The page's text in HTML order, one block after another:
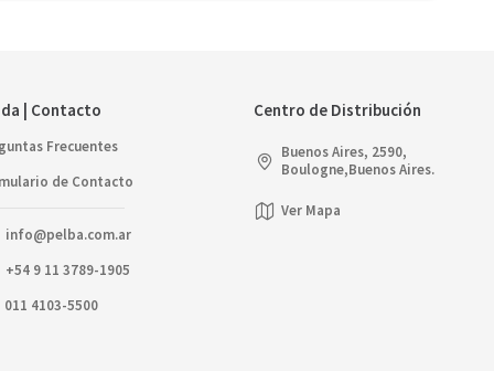
| Contacto
Frecuentes
de Contacto
info@pelba.com.ar
+54 9 11 3789-1905
011 4103-5500
Centro de Distribución
Buenos Aires, 2590,
Boulogne,Buenos Aires.
Ver Mapa